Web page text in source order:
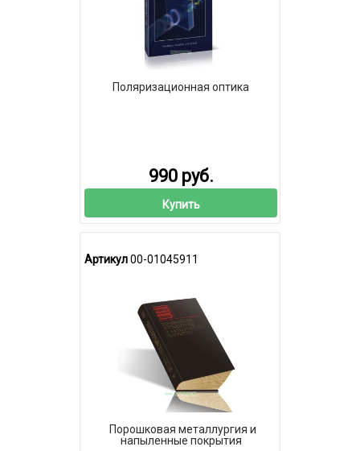
Поляризационная оптика
990 руб.
Купить
Артикул00-01045911
Порошковая металлургия и
напыленные покрытия